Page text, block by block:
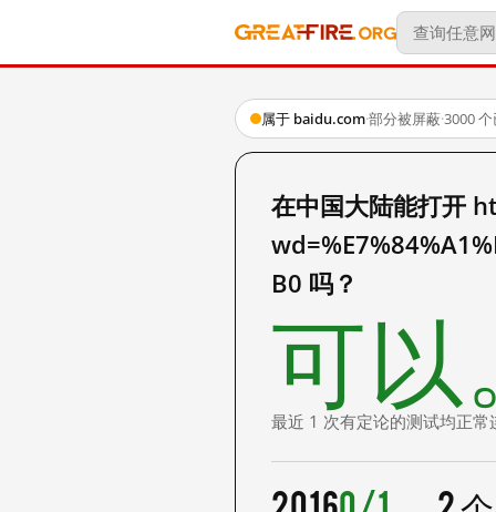
属于 baidu.com·部分被屏蔽·3000
在中国大陆能打开
B0 吗？
可以
最近 1 次有定论的测试均正常